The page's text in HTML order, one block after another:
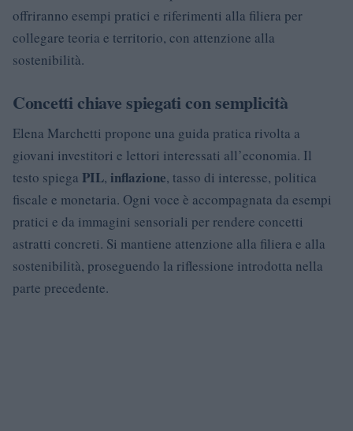
offriranno esempi pratici e riferimenti alla filiera per
collegare teoria e territorio, con attenzione alla
sostenibilità.
Concetti chiave spiegati con semplicità
Elena Marchetti propone una guida pratica rivolta a
giovani investitori e lettori interessati all’economia. Il
testo spiega PIL, inflazione, tasso di interesse, politica
fiscale e monetaria. Ogni voce è accompagnata da esempi
pratici e da immagini sensoriali per rendere concetti
astratti concreti. Si mantiene attenzione alla filiera e alla
sostenibilità, proseguendo la riflessione introdotta nella
parte precedente.